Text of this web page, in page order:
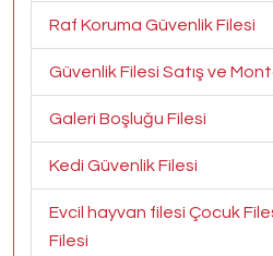
Raf Koruma Güvenlik Filesi
Güvenlik Filesi Satış ve
Galeri Boşluğu Filesi
Kedi Güvenlik Filesi
Evcil hayvan filesi Çocuk
Filesi